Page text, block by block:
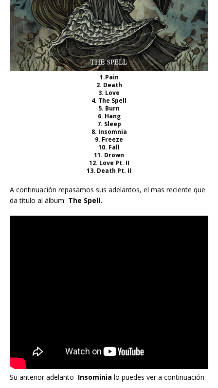
1.Pain
2. Death
3. Love
4. The Spell
5. Burn
6. Hang
7. Sleep
8. Insomnia
9. Freeze
10. Fall
11. Drown
12. Love Pt. II
13. Death Pt. II
A continuación repasamos sus adelantos, el mas reciente que
da titulo al álbum The Spell.
Su anterior adelanto Insominia lo puedes ver a continuación